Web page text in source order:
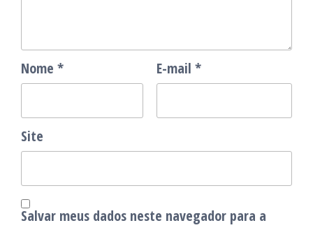
Nome * E-mail *
Site
Salvar meus dados neste navegador para a